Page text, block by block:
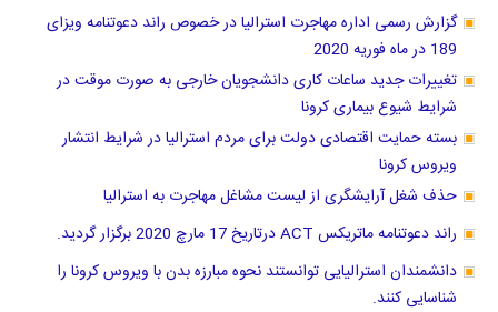
گزارش رسمی اداره مهاجرت استرالیا در خصوص راند دعوتنامه ویزای
189 در ماه فوریه 2020
تغییرات جدید ساعات کاری دانشجویان خارجی به صورت موقت در
شرایط شیوع بیماری کرونا
بسته حمایت اقتصادی دولت برای مردم استرالیا در شرایط انتشار
ویروس کرونا
حذف شغل آرایشگری از لیست مشاغل مهاجرت به استرالیا
راند دعوتنامه ماتریکس ACT درتاریخ 17 مارچ 2020 برگزار گردید.
دانشمندان استرالیایی توانستند نحوه مبارزه بدن با ویروس کرونا را
شناسایی کنند.